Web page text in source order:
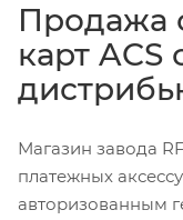
Продажа
карт
Магазин завода
платежных
авторизованным